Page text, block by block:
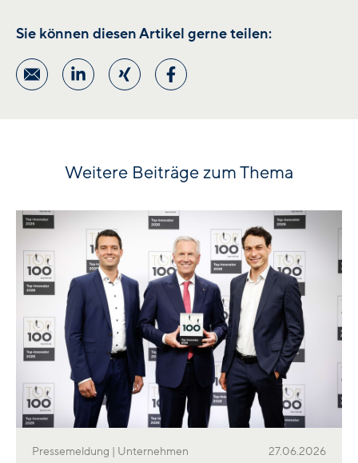
Sie können diesen Artikel gerne teilen:
Weitere Beiträge zum Thema
Pressemeldung | Unternehmen 27.06.2026